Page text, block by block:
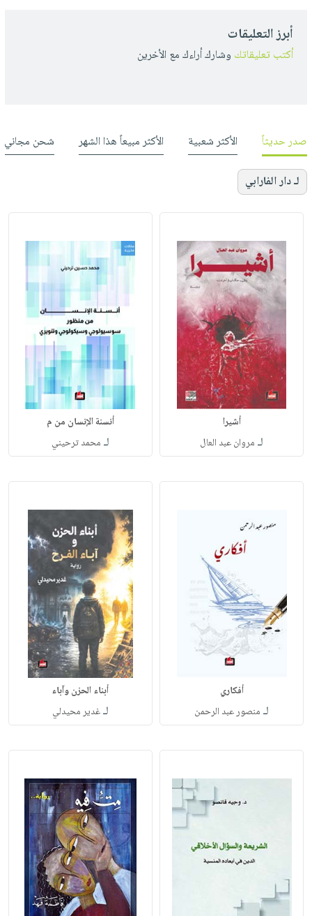
أبرز التعليقات
أكتب تعليقاتك وشارك أراءك مع الأخرين
صدر حديثاً الأكثر شعبية الأكثر مبيعاً هذا الشهر شحن مجاني
لـ دار الفارابي
أشيرا
لـ مروان عبد العال
أنسنة الإنسان من م
لـ محمد ترحيني
أفكاري
لـ منصور عبد الرحمن
أبناء الحزن وآباء
لـغدير محيدلي